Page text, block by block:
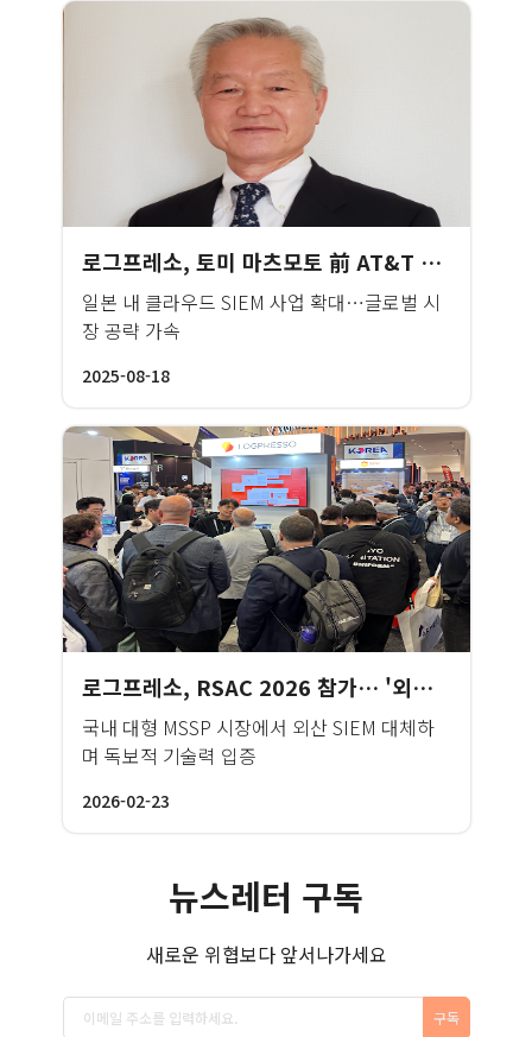
로그프레소, 토미 마츠모토 前 AT&T 재팬 부사장 고문 영입
일본 내 클라우드 SIEM 사업 확대…글로벌 시
장 공략 가속
2025-08-18
로그프레소, RSAC 2026 참가… '외산 윈백' 성과 앞세워 글로벌 MSSP 시장 공략
국내 대형 MSSP 시장에서 외산 SIEM 대체하
며 독보적 기술력 입증
2026-02-23
뉴스레터 구독
새로운 위협보다 앞서나가세요
구독